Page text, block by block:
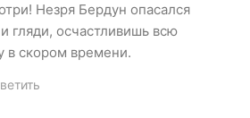
Незря Бердун опасался
гляди, осчастливишь всю
в скором времени.